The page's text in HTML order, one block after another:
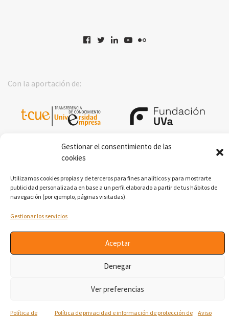
Gestionar el consentimiento de las
cookies
Utilizamos cookies propias y de terceros para fines analíticos y para mostrarte
publicidad personalizada en base a un perfil elaborado a partir de tus hábitos de
navegación (por ejemplo, páginas visitadas).
Gestionar los servicios
Aceptar
Denegar
Ver preferencias
Política de Política de privacidad e información de protección de Aviso
Con la aportación de:
Esta actuación se encuadra en el Plan de Transferencia de
Conocimiento Universidad-Empresa (TCUE) 2024-2027.
Política de Cookies|
información de protección de datos